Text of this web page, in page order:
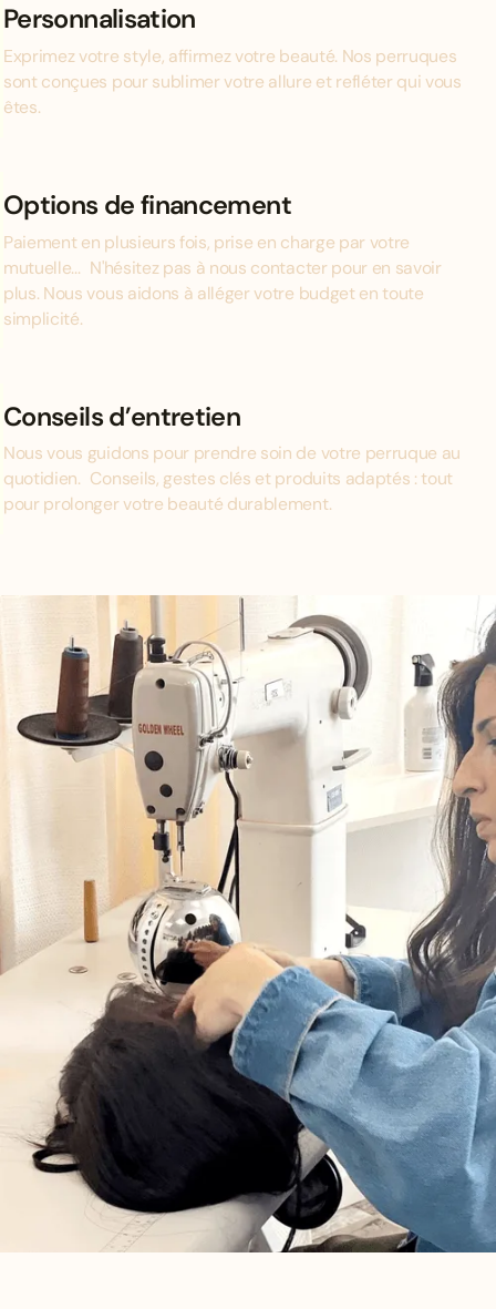
Personnalisation
Exprimez votre style, affirmez votre beauté. Nos perruques
sont conçues pour sublimer votre allure et refléter qui vous
êtes.
Options de financement
Paiement en plusieurs fois, prise en charge par votre
mutuelle... N'hésitez pas à nous contacter pour en savoir
plus. Nous vous aidons à alléger votre budget en toute
simplicité.
Conseils d’entretien
Nous vous guidons pour prendre soin de votre perruque au
quotidien. Conseils, gestes clés et produits adaptés : tout
pour prolonger votre beauté durablement.